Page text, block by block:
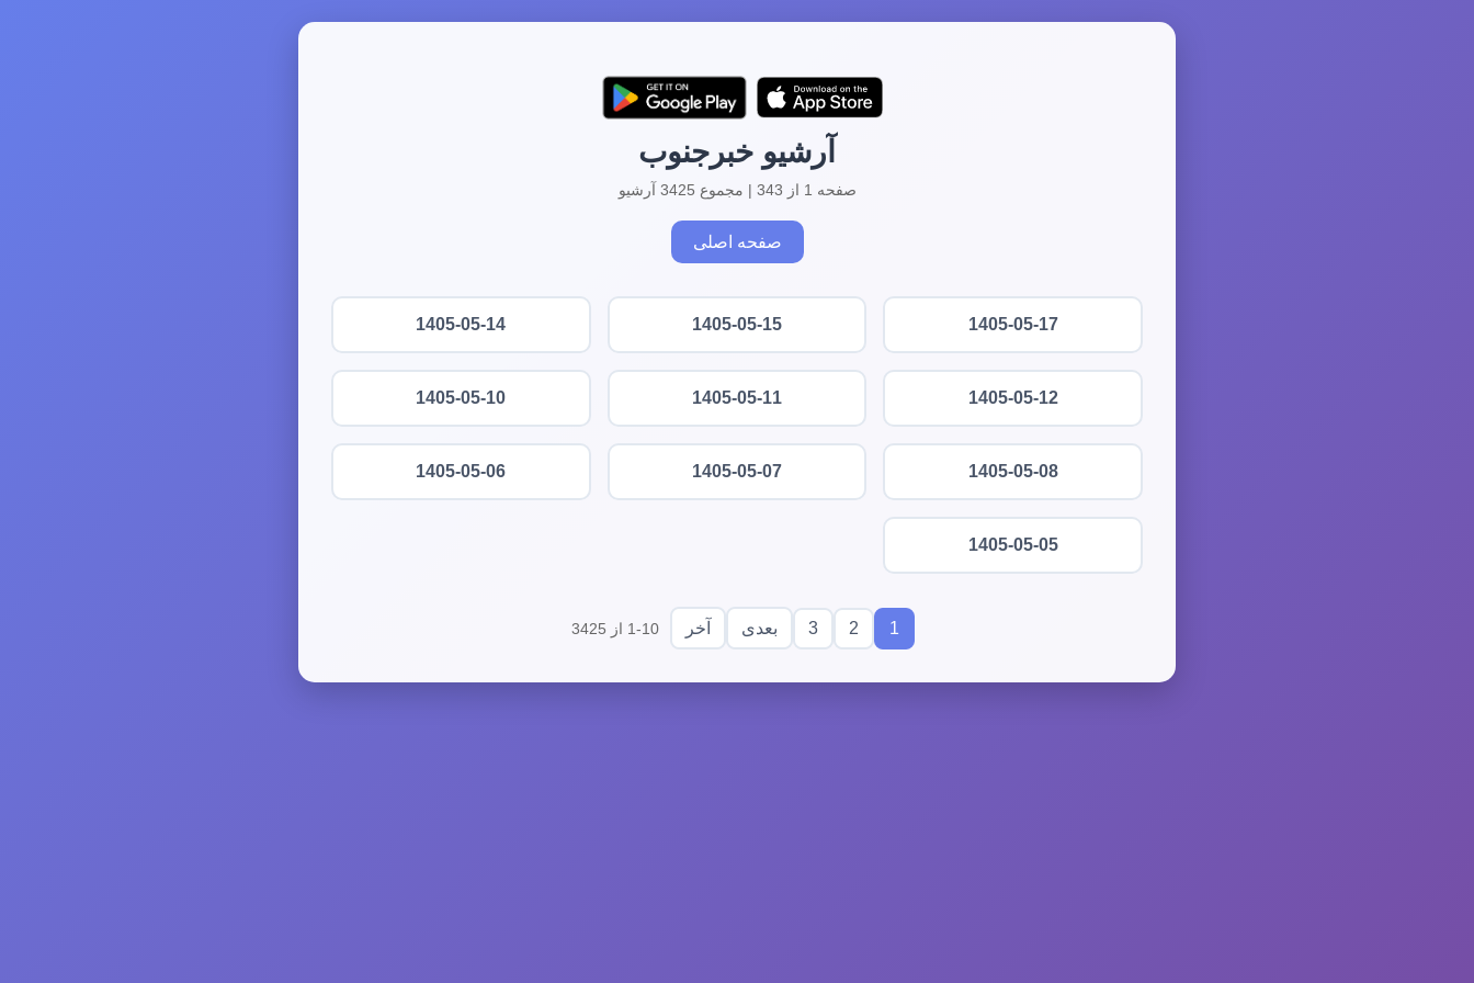
آرشیو خبرجنوب
صفحه 1 از 343 | مجموع 3425 آرشیو
صفحه اصلی
1405-05-17
1405-05-15
1405-05-14
1405-05-12
1405-05-11
1405-05-10
1405-05-08
1405-05-07
1405-05-06
1405-05-05
1
2
3 بعدی آخر 1-10 از 3425